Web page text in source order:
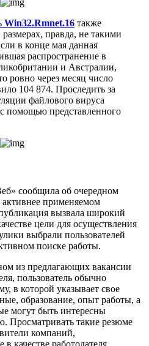
Win32.Rmnet.16 также
правда, не такими
в конце мая данная
распространение в
и Австралии,
ровно через месяц число
104 874. Проследить за
файлового вируса
помощью представленного
сообщила об очередном
применяемом
вызвала широкий
цели для осуществления
выбрали пользователей
поиске работы.
из предлагающих вакансии
пользователь обычно
в которой указывает свое
образование, опыт работы, а
могут быть интересны
Просматривать такие резюме
компаний,